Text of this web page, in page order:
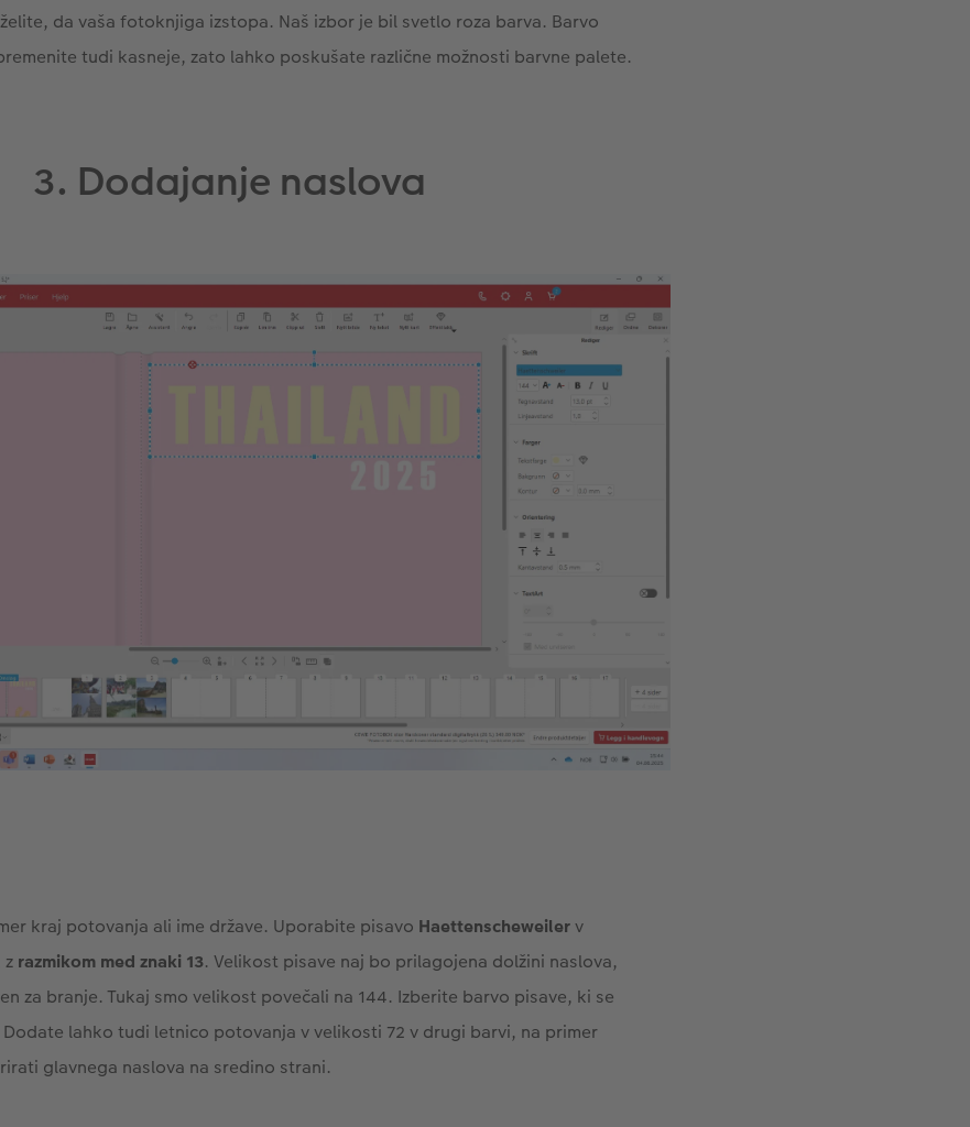
da vaša fotoknjiga izstopa. Naš izbor je bil svetlo roza barva. Barvo
tudi kasneje, zato lahko poskušate različne možnosti barvne palete.
3. Dodajanje naslova
kraj potovanja ali ime države. Uporabite pisavo Haettenscheweilerv
z razmikom med znaki 13. Velikost pisave naj bo prilagojena dolžini naslova,
za branje. Tukaj smo velikost povečali na 144. Izberite barvo pisave, ki se
Dodate lahko tudi letnico potovanja v velikosti 72 v drugi barvi, na primer
glavnega naslova na sredino strani.